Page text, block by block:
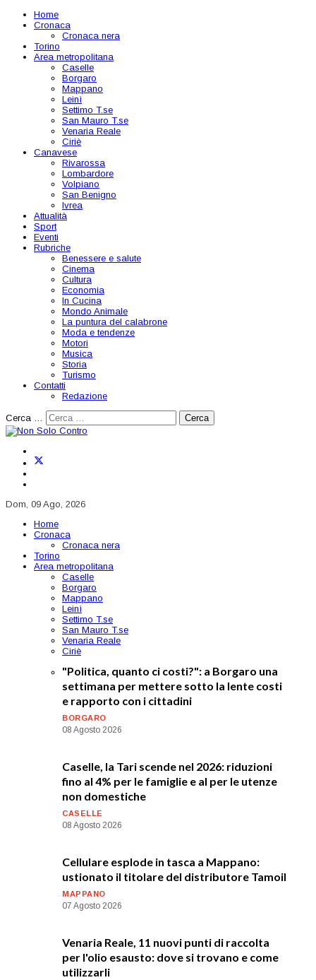
Home
Cronaca
Cronaca nera
Torino
Area metropolitana
Caselle
Borgaro
Mappano
Leinì
Settimo T.se
San Mauro T.se
Venaria Reale
Ciriè
Canavese
Rivarossa
Lombardore
Volpiano
San Benigno
Ivrea
Attualità
Sport
Eventi
Rubriche
Benessere e salute
Cinema
Cultura
Economia
In Cucina
Mondo Animale
La puntura del calabrone
Moda e tendenze
Motori
Musica
Storia
Turismo
Contatti
Redazione
Cerca … Cerca
Dom, 09 Ago, 2026
Home
Cronaca
Cronaca nera
Torino
Area metropolitana
Caselle
Borgaro
Mappano
Leinì
Settimo T.se
San Mauro T.se
Venaria Reale
Ciriè
"Politica, quanto ci costi?": a Borgaro una
settimana per mettere sotto la lente costi
e rapporto con i cittadini
BORGARO
08 Agosto 2026
Caselle, la Tari scende nel 2026: riduzioni
fino al 4% per le famiglie e al per le utenze
non domestiche
CASELLE
08 Agosto 2026
Cellulare esplode in tasca a Mappano:
ustionato il titolare del distributore Tamoil
MAPPANO
07 Agosto 2026
Venaria Reale, 11 nuovi punti di raccolta
per l'olio esausto: dove si trovano e come
utilizzarli